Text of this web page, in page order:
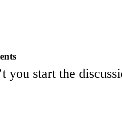
you start the